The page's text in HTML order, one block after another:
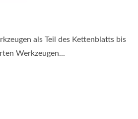
als Teil des Kettenblatts bis
Werkzeugen...